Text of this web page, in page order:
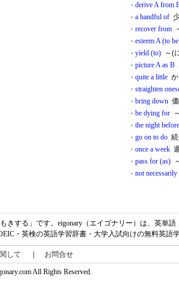
derive A from
a handful of
recover from
esteem A (to
yield (to) ～(
picture A as B
quite a little
straighten
bring down
be dying for
the night before
go on to do
once a week
pass for (as)
not necessarily
きする」です。eigonary（エイゴナリー）は、英単
・英検の英語学習辞書・大学入試向けの無料英語学
して お問合せ
All Rights Reserved.